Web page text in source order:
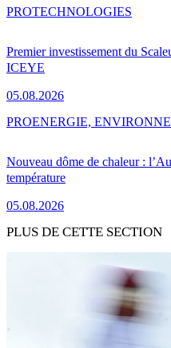
Premier investissement du
ICEYE
05.08.2026
PROTECHNOLOGIES
Nouveau dôme de chaleur :
température
05.08.2026
PROENERGIE,
PLUS DE CETTE SECTION